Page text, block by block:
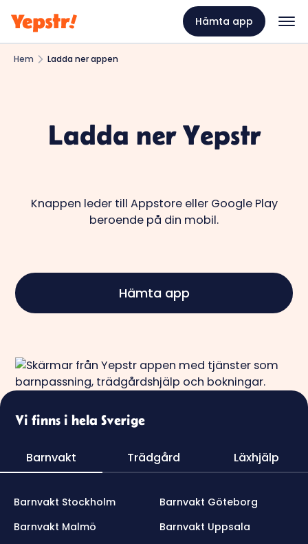
Hämta app
Hem Ladda ner appen
Ladda ner Yepstr
Knappen leder till Appstore eller Google Play
beroende på din mobil.
Hämta app
Vi finns i hela Sverige
Barnvakt Trädgård Läxhjälp
Barnvakt Stockholm
Barnvakt Göteborg
Barnvakt Malmö
Barnvakt Uppsala